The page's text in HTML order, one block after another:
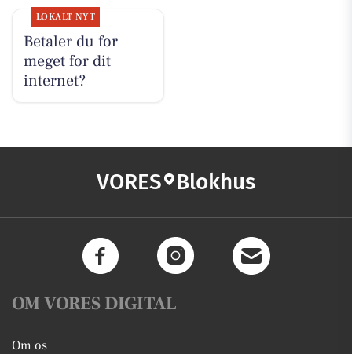
LOKALT NYT
Betaler du for
meget for dit
internet?
VORES Blokhus
OM VORES DIGITAL
Om os